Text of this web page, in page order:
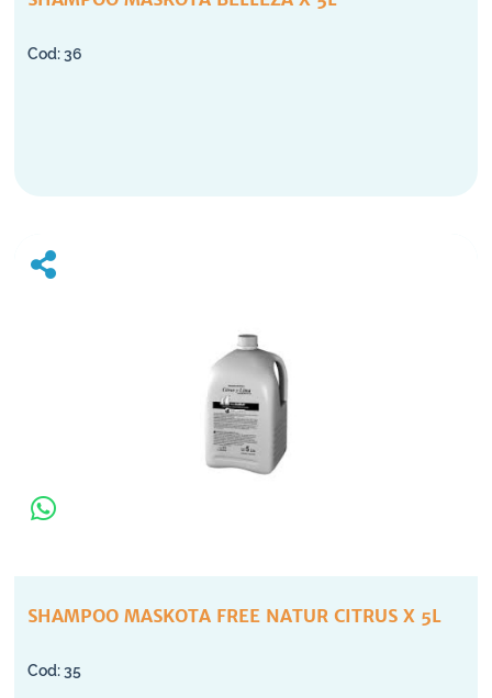
36
SHAMPOO MASKOTA FREE NATUR CITRUS X 5L
35